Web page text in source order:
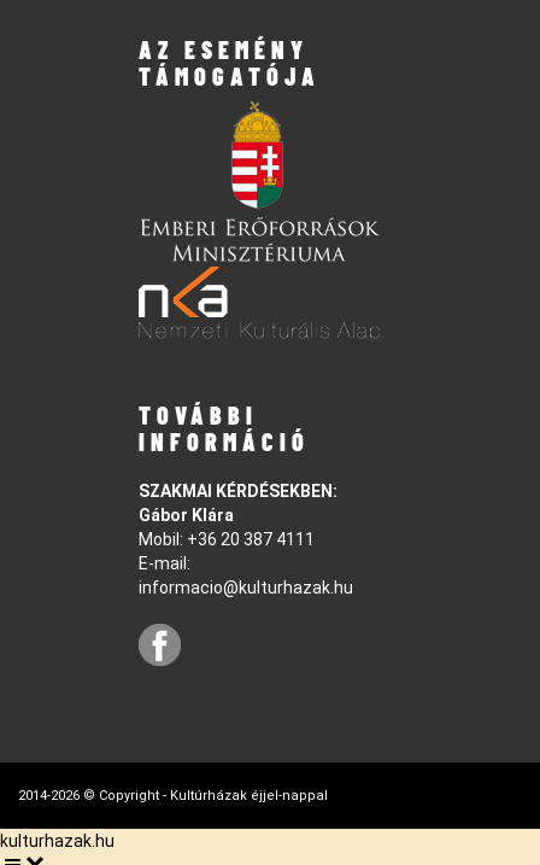
AZ ESEMÉNY
TÁMOGATÓJA
TOVÁBBI
INFORMÁCIÓ
SZAKMAI KÉRDÉSEKBEN:
Gábor Klára
Mobil: +36 20 387 4111
E-mail:
informacio@kulturhazak.hu
2014-2026 © Copyright - Kultúrházak éjjel-nappal
kulturhazak.hu